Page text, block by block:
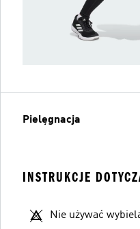
Pielęgnacja
INSTRUKCJE
Nie używać